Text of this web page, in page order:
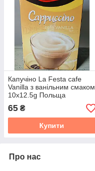
Капучіно La Festa cafe
Vanilla з ванільним смаком
10х12.5g Польща
65 ₴
Купити
Про нас